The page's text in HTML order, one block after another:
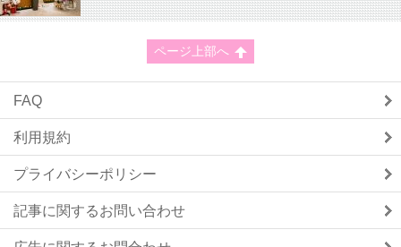
ページ上部へ
FAQ
利用規約
プライバシーポリシー
記事に関するお問い合わせ